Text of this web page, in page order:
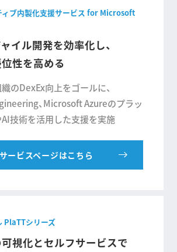
イル開発を効率化し、
性を高める
ィブ内製化支援サービス for Microsoft
のDexEx向上をゴールに、
、Microsoft Azureのプラッ
AI技術を活用した支援を実施
サービスページはこちら
視化とセルフサービスで
PlaTTシリーズ